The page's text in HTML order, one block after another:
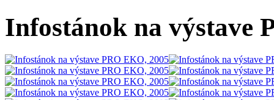
Infostánok na výstave